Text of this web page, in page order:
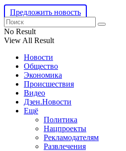
Предложить новость
No Result
View All Result
Новости
Общество
Экономика
Происшествия
Видео
Дзен.Новости
Ещё
Политика
Нацпроекты
Рекламодателям
Развлечения